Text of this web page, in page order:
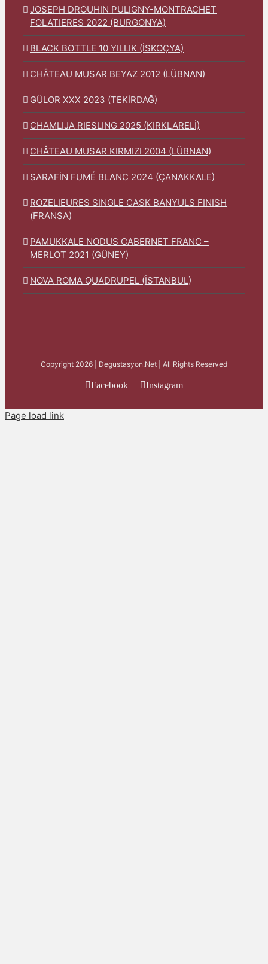
JOSEPH DROUHIN PULIGNY-MONTRACHET
FOLATIERES 2022 (BURGONYA)
BLACK BOTTLE 10 YILLIK (İSKOÇYA)
CHÂTEAU MUSAR BEYAZ 2012 (LÜBNAN)
GÜLOR XXX 2023 (TEKİRDAĞ)
CHAMLIJA RIESLING 2025 (KIRKLARELİ)
CHÂTEAU MUSAR KIRMIZI 2004 (LÜBNAN)
SARAFİN FUMÉ BLANC 2024 (ÇANAKKALE)
ROZELIEURES SINGLE CASK BANYULS FINISH
(FRANSA)
PAMUKKALE NODUS CABERNET FRANC –
MERLOT 2021 (GÜNEY)
NOVA ROMA QUADRUPEL (İSTANBUL)
Copyright 2026 | Degustasyon.Net | All Rights Reserved
Facebook Instagram
Page load link